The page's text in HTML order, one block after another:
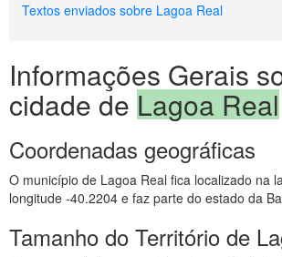
Textos enviados sobre Lagoa Real
Informações Gerais
cidade de Lagoa Real
Coordenadas geográficas
O município de Lagoa Real fica localizado na
longitude -40.2204 e faz parte do estado da
Tamanho do Território de